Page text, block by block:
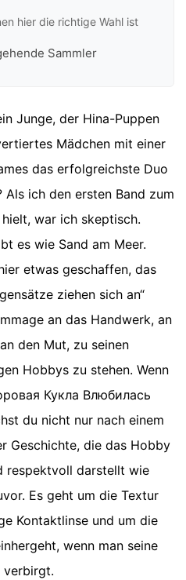
hier die richtige Wahl ist
Sammler
Junge, der Hina-Puppen
Mädchen mit einer
das erfolgreichste Duo
ich den ersten Band zum
war ich skeptisch.
es wie Sand am Meer.
etwas geschaffen, das
ziehen sich an“
an das Handwerk, an
den Mut, zu seinen
Hobbys zu stehen. Wenn
Кукла Влюбилась
du nicht nur nach einem
Geschichte, die das Hobby
respektvoll darstellt wie
Es geht um die Textur
Kontaktlinse und um die
wenn man seine
verbirgt.